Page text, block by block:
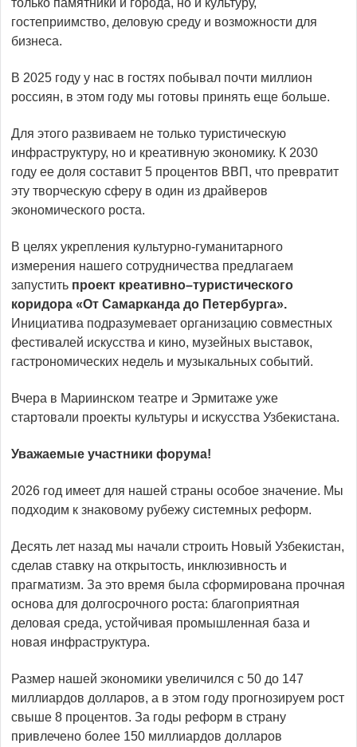
только памятники и города, но и культуру,
гостеприимство, деловую среду и возможности для
бизнеса.
В 2025 году у нас в гостях побывал почти миллион
россиян, в этом году мы готовы принять еще больше.
Для этого развиваем не только туристическую
инфраструктуру, но и креативную экономику. К 2030
году ее доля составит 5 процентов ВВП, что превратит
эту творческую сферу в один из драйверов
экономического роста.
В целях укрепления культурно-гуманитарного
измерения нашего сотрудничества предлагаем
запустить проект креативно–туристического
коридора «От Самарканда до Петербурга».
Инициатива подразумевает организацию совместных
фестивалей искусства и кино, музейных выставок,
гастрономических недель и музыкальных событий.
Вчера в Мариинском театре и Эрмитаже уже
стартовали проекты культуры и искусства Узбекистана.
Уважаемые участники форума!
2026 год имеет для нашей страны особое значение. Мы
подходим к знаковому рубежу системных реформ.
Десять лет назад мы начали строить Новый Узбекистан,
сделав ставку на открытость, инклюзивность и
прагматизм. За это время была сформирована прочная
основа для долгосрочного роста: благоприятная
деловая среда, устойчивая промышленная база и
новая инфраструктура.
Размер нашей экономики увеличился с 50 до 147
миллиардов долларов, а в этом году прогнозируем рост
свыше 8 процентов. За годы реформ в страну
привлечено более 150 миллиардов долларов